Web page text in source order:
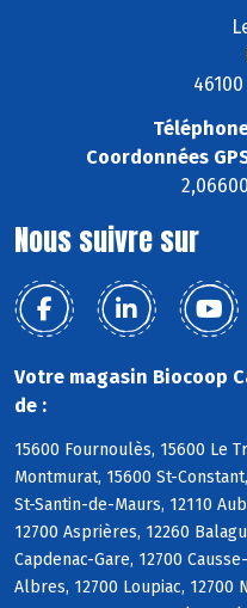
Coordonnées
Nous suivre sur
Votre magasin Biocoop
de :
15600 Fournoulès, 15600 Le
Montmurat, 15600 St-
St-Santin-de-Maurs, 12110
12700 Asprières, 12260
Capdenac-Gare, 12700
Albres, 12700 Loupiac, 12700